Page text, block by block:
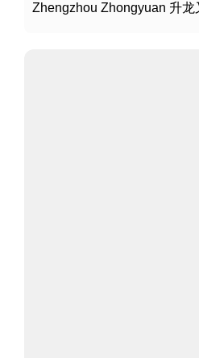
Zhengzhou Zhongyuan 升龙